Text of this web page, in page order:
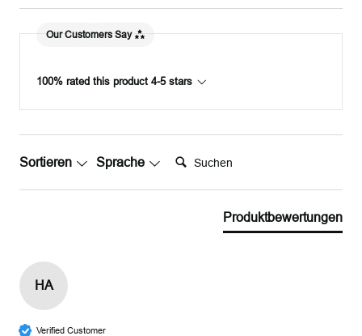
Our Customers Say
100% rated this product 4-5 stars
Sortieren Sprache Suchen:
Produktbewertungen
HA
Verified Customer